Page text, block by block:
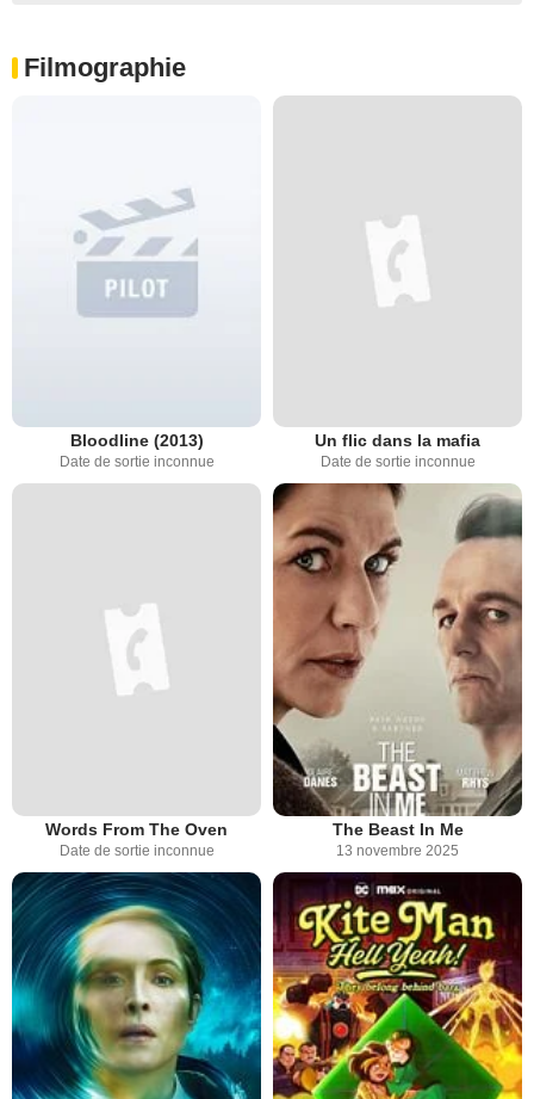
Filmographie
Bloodline (2013)
Date de sortie inconnue
Un flic dans la mafia
Date de sortie inconnue
Words From The Oven
Date de sortie inconnue
The Beast In Me
13 novembre 2025